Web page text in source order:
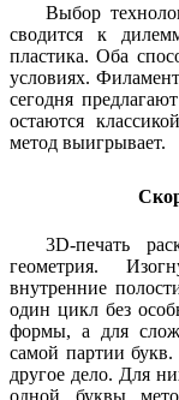
Выбор
сводится к
пластика. Оба
условиях.
сегодня
остаются
метод выигрывает.
3D-печать
геометрия.
внутренние
один цикл без
формы, а для
самой партии
другое дело. Для
одной буквы